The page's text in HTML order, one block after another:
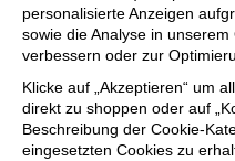
personalisierte Anzeigen
sowie die Analyse in
verbessern oder zur
Klicke auf „Akzeptieren“ um
direkt zu shoppen oder auf
Beschreibung der Cookie-
eingesetzten Cookies zu